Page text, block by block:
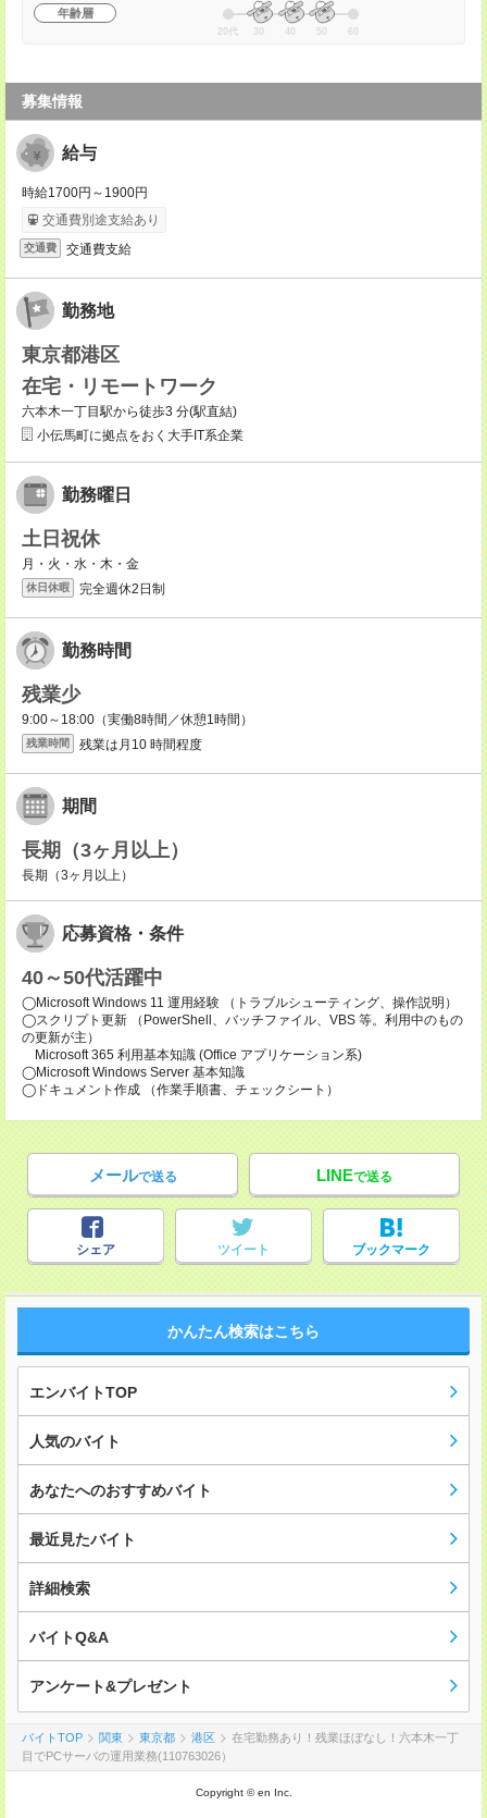
年齢層
20代 30 40 50 60
募集情報
給与
時給1700円～1900円
交通費別途支給あり
交通費 交通費支給
勤務地
東京都港区
在宅・リモートワーク
六本木一丁目駅から徒歩3 分(駅直結)
小伝馬町に拠点をおく大手IT系企業
勤務曜日
土日祝休
月・火・水・木・金
休日休暇 完全週休2日制
勤務時間
残業少
9:00～18:00（実働8時間／休憩1時間）
残業時間 残業は月10 時間程度
期間
長期（3ヶ月以上）
長期（3ヶ月以上）
応募資格・条件
40～50代活躍中
◯Microsoft Windows 11 運用経験 （トラブルシューティング、操作説明）
◯スクリプト更新 （PowerShell、バッチファイル、VBS 等。利用中のもの
の更新が主）
Microsoft 365 利用基本知識 (Office アプリケーション系)
◯Microsoft Windows Server 基本知識
◯ドキュメント作成 （作業手順書、チェックシート）
メールで送る LINEで送る
シェア ツイート ブックマーク
かんたん検索はこちら
エンバイトTOP
人気のバイト
あなたへのおすすめバイト
最近見たバイト
詳細検索
バイトQ&A
アンケート&プレゼント
バイトTOP 関東 東京都 港区
在宅勤務あり！残業ほぼなし！六本木一丁
目でPCサーバの運用業務(110763026）
Copyright © en Inc.